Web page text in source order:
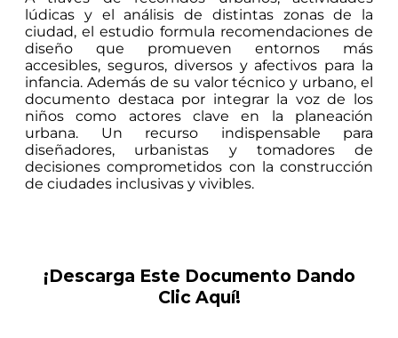
lúdicas y el análisis de distintas zonas de la
ciudad, el estudio formula recomendaciones de
diseño que promueven entornos más
accesibles, seguros, diversos y afectivos para la
infancia. Además de su valor técnico y urbano, el
documento destaca por integrar la voz de los
niños como actores clave en la planeación
urbana. Un recurso indispensable para
diseñadores, urbanistas y tomadores de
decisiones comprometidos con la construcción
de ciudades inclusivas y vivibles.
¡Descarga Este Documento Dando
Clic Aquí!